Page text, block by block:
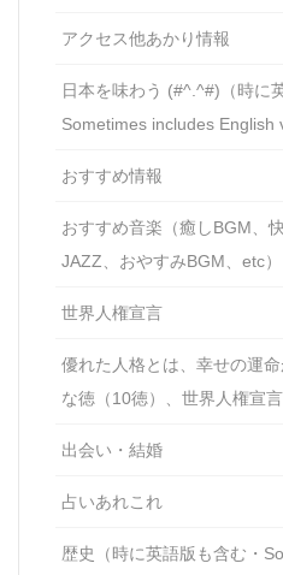
アクセス他あかり情報
日本を味わう (#^.^#)（時に
Sometimes includes English
おすすめ情報
おすすめ音楽（癒しBGM、快
JAZZ、おやすみBGM、etc）
世界人権宣言
優れた人格とは、幸せの運
な徳（10徳）、世界人権宣
出会い・結婚
占いあれこれ
歴史（時に英語版も含む・